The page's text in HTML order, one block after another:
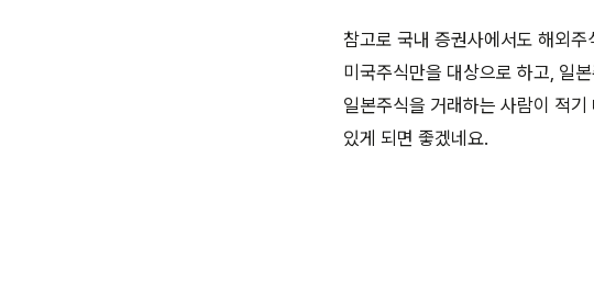
참고로 국내 증권사에서도 해외
미국주식만을 대상으로 하고, 일
일본주식을 거래하는 사람이 적
있게 되면 좋겠네요.